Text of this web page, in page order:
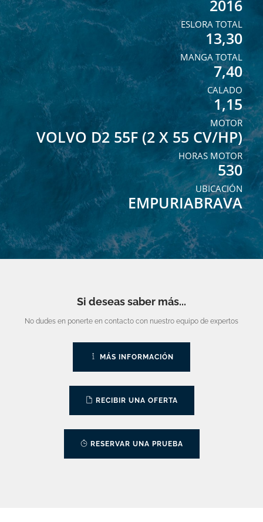
2016
ESLORA TOTAL
13,30
MANGA TOTAL
7,40
CALADO
1,15
MOTOR
VOLVO D2 55F (2 X 55 CV/HP)
HORAS MOTOR
530
UBICACIÓN
EMPURIABRAVA
Si deseas saber más...
No dudes en ponerte en contacto con nuestro equipo de expertos
MÁS INFORMACIÓN
RECIBIR UNA OFERTA
RESERVAR UNA PRUEBA